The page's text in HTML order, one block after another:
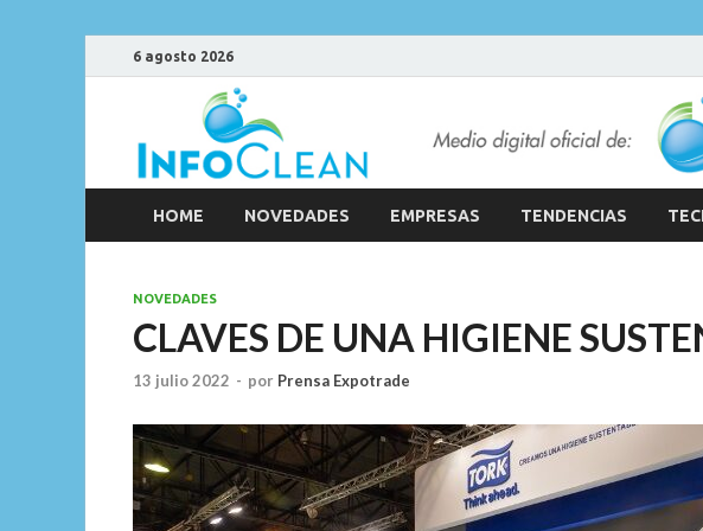
6 agosto 2026
HOME NOVEDADES EMPRESAS TENDENCIAS
NOVEDADES
CLAVES DE UNA HIGIENE
13 julio 2022 - por Prensa Expotrade